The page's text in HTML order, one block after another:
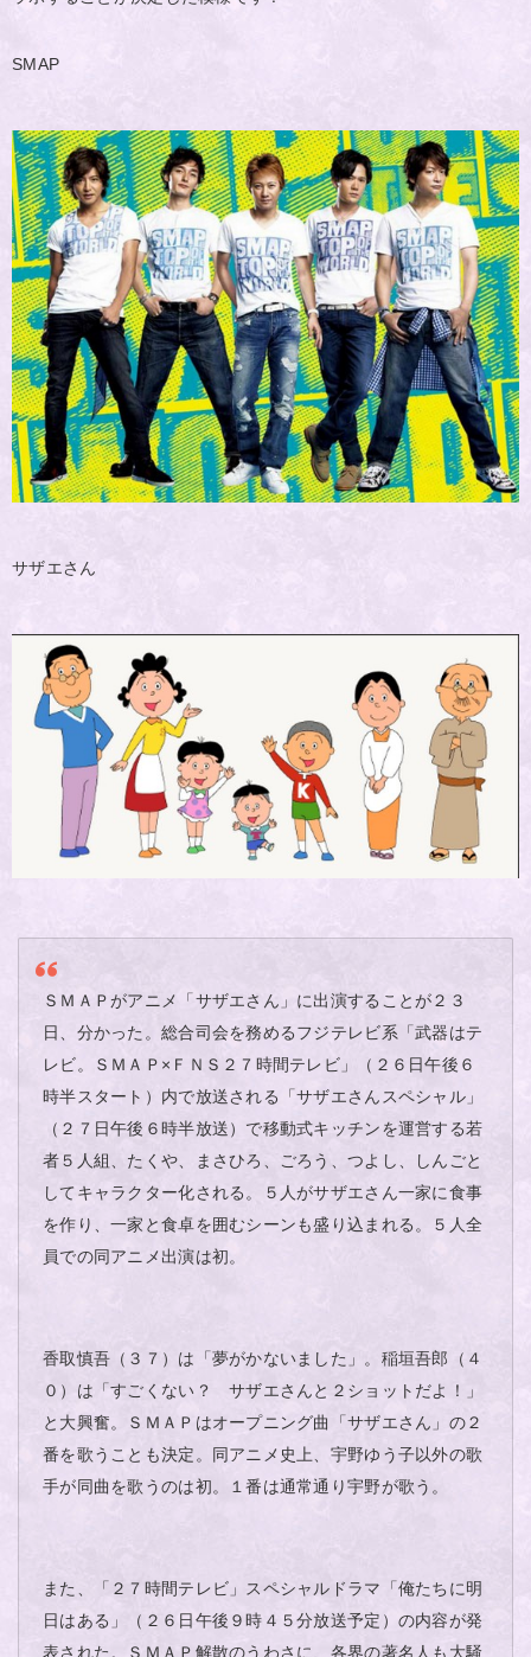
SMAP
サザエさん
ＳＭＡＰがアニメ「サザエさん」に出演することが２３
日、分かった。総合司会を務めるフジテレビ系「武器はテ
レビ。ＳＭＡＰ×ＦＮＳ２７時間テレビ」（２６日午後６
時半スタート）内で放送される「サザエさんスペシャル」
（２７日午後６時半放送）で移動式キッチンを運営する若
者５人組、たくや、まさひろ、ごろう、つよし、しんごと
してキャラクター化される。５人がサザエさん一家に食事
を作り、一家と食卓を囲むシーンも盛り込まれる。５人全
員での同アニメ出演は初。
香取慎吾（３７）は「夢がかないました」。稲垣吾郎（４
０）は「すごくない？ サザエさんと２ショットだよ！」
と大興奮。ＳＭＡＰはオープニング曲「サザエさん」の２
番を歌うことも決定。同アニメ史上、宇野ゆう子以外の歌
手が同曲を歌うのは初。１番は通常通り宇野が歌う。
また、「２７時間テレビ」スペシャルドラマ「俺たちに明
日はある」（２６日午後９時４５分放送予定）の内容が発
表された。ＳＭＡＰ解散のうわさに、各界の著名人も大騒